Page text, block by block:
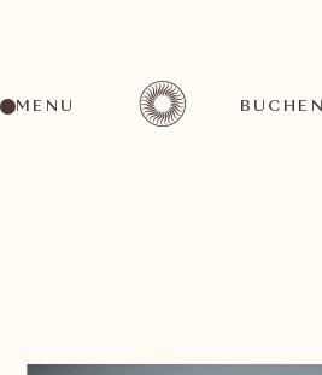
MENU BUCHEN